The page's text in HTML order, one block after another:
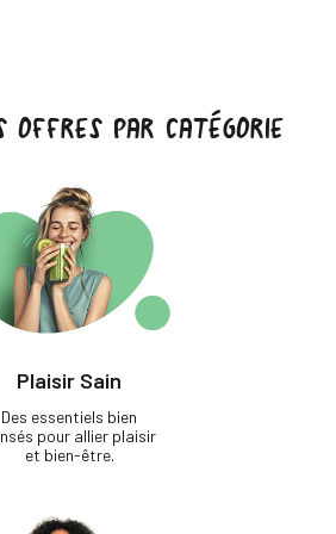
OFFRES PAR CATÉGORIE
Plaisir Sain
Des essentiels bien
pour allier plaisir
et bien-être.